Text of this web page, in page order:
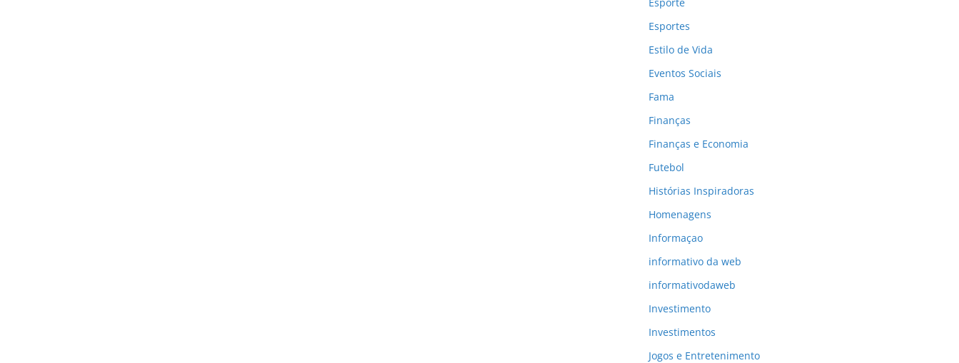
Esportes
Estilo de Vida
Eventos Sociais
Fama
Finanças
Finanças e Economia
Futebol
Histórias Inspiradoras
Homenagens
Informaçao
informativo da web
informativodaweb
Investimento
Investimentos
Jogos e Entretenimento